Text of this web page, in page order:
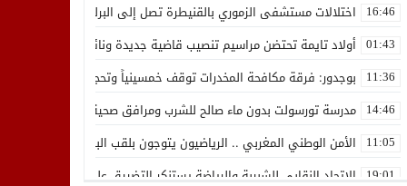
16:46 اختلالات مستشفى الزموري بالقنيطرة تصل إلى البرلمان واستقالة
01:43 أولاد تايمة تحتضن مراسيم تنصيب قاضية جديدة ونائب لوكيل الملك
11:36 بوجدور: فرقة مكافحة المخدرات توقف خمسينياً وتحجز 10 كيلوغرامات من الشيرا
14:46 مدرسة تورسولت بدون ماء صالح للشرب ومرافق صحية في وضعية
11:05 الأمن الوطني المغربي .. الرياضيون يتوجون بلقب البطولة العربية
19:01 الاتحاد النقابي للشبيبة والرياضة يستنكر التضييق على الموظفين